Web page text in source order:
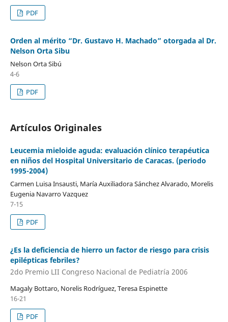
PDF
Orden al mérito “Dr. Gustavo H. Machado” otorgada al Dr.
Nelson Orta Sibu
Nelson Orta Sibú
4-6
PDF
Artículos Originales
Leucemia mieloide aguda: evaluación clínico terapéutica
en niños del Hospital Universitario de Caracas. (periodo
1995-2004)
Carmen Luisa Insausti, María Auxiliadora Sánchez Alvarado, Morelis
Eugenia Navarro Vazquez
7-15
PDF
¿Es la deficiencia de hierro un factor de riesgo para crisis
epilépticas febriles?
2do Premio LII Congreso Nacional de Pediatría 2006
Magaly Bottaro, Norelis Rodríguez, Teresa Espinette
16-21
PDF